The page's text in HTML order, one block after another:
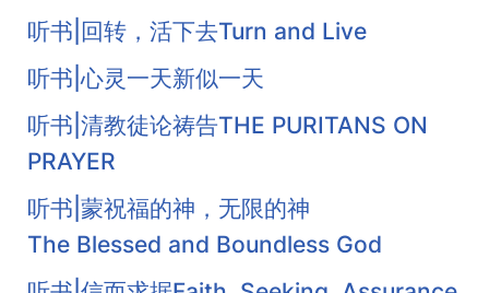
听书|回转，活下去Turn and Live
听书|心灵一天新似一天
听书|清教徒论祷告THE PURITANS ON
PRAYER
听书|蒙祝福的神，无限的神
The Blessed and Boundless God